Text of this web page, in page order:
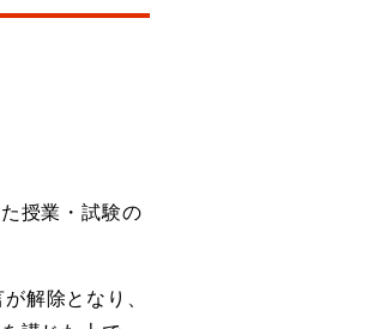
授業・試験の
解除となり、